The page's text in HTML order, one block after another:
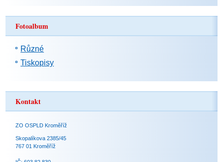
Fotoalbum
Různé
Tiskopisy
Kontakt
ZO OSPLD Kroměříž
Skopalíkova 2385/45
767 01 Kroměříž